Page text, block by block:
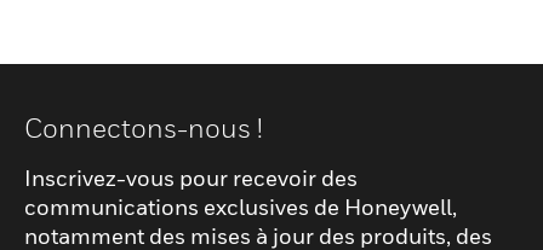
Connectons-nous !
Inscrivez-vous pour recevoir des
communications exclusives de Honeywell,
notamment des mises à jour des produits, des